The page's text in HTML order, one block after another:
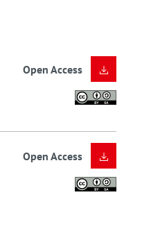
Open Access
Open Access